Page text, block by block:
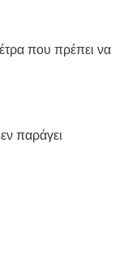
που πρέπει να
παράγει